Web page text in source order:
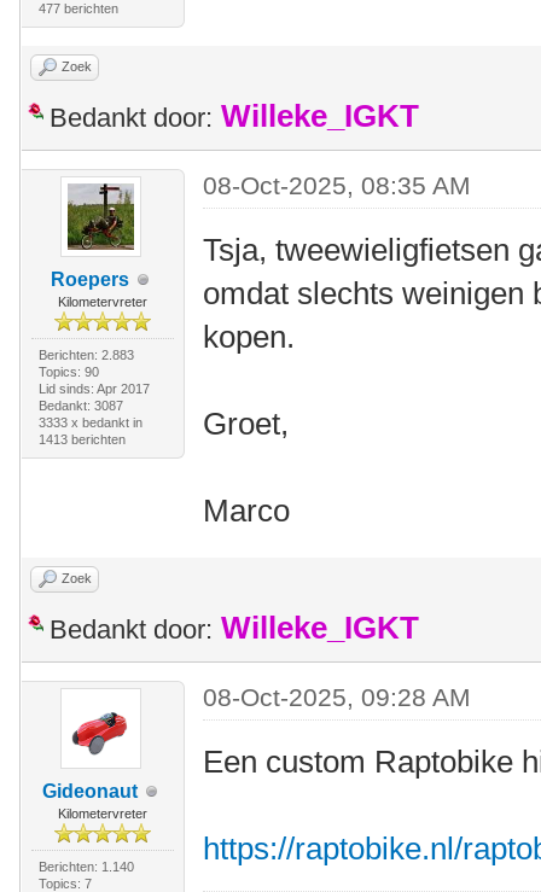
477 berichten
Zoek
Bedankt door: Willeke_IGKT
Roepers
Kilometervreter
Berichten: 2.883
Topics: 90
Lid sinds: Apr 2017
Bedankt: 3087
3333 x bedankt in
1413 berichten
08-Oct-2025, 08:35 AM
Tsja, tweewieligfietsen
omdat slechts weinigen
kopen.
Groet,
Marco
Zoek
Bedankt door: Willeke_IGKT
Gideonaut
Kilometervreter
Berichten: 1.140
Topics: 7
08-Oct-2025, 09:28 AM
Een custom Raptobike
https://raptobike.nl/